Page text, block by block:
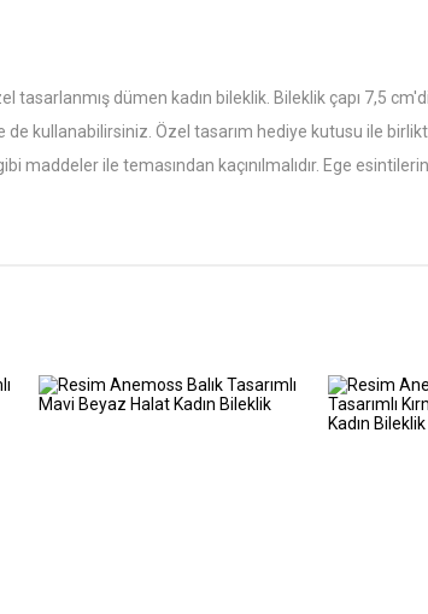
dümen kadın bileklik. Bileklik çapı 7,5
kullanabilirsiniz. Özel tasarım hediye kutusu ile
maddeler ile temasından kaçınılmalıdır. Ege